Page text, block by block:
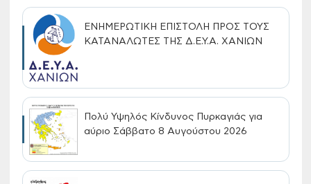
ΕΝΗΜΕΡΩΤΙΚΗ ΕΠΙΣΤΟΛΗ ΠΡΟΣ ΤΟΥΣ
ΚΑΤΑΝΑΛΩΤΕΣ ΤΗΣ Δ.Ε.Υ.Α. ΧΑΝΙΩΝ
Πολύ Υψηλός Κίνδυνος Πυρκαγιάς για
αύριο Σάββατο 8 Αυγούστου 2026